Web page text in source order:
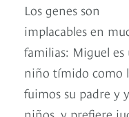
Los genes son
implacables en
familias: Miguel es
niño tímido como
fuimos su padre y
niños, y prefiere